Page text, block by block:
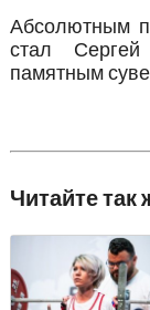
Абсолютным
стал
памятным
Читайте так